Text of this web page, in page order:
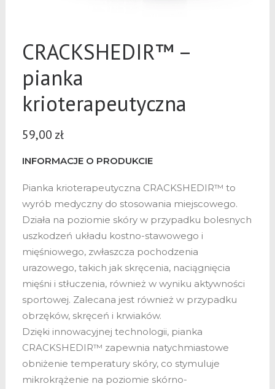
CRACKSHEDIR™ –
pianka
krioterapeutyczna
59,00 zł
INFORMACJE O PRODUKCIE
Pianka krioterapeutyczna CRACKSHEDIR™ to
wyrób medyczny do stosowania miejscowego.
Działa na poziomie skóry w przypadku bolesnych
uszkodzeń układu kostno-stawowego i
mięśniowego, zwłaszcza pochodzenia
urazowego, takich jak skręcenia, naciągnięcia
mięśni i stłuczenia, również w wyniku aktywności
sportowej. Zalecana jest również w przypadku
obrzęków, skręceń i krwiaków.
Dzięki innowacyjnej technologii, pianka
CRACKSHEDIR™ zapewnia natychmiastowe
obniżenie temperatury skóry, co stymuluje
mikrokrążenie na poziomie skórno-